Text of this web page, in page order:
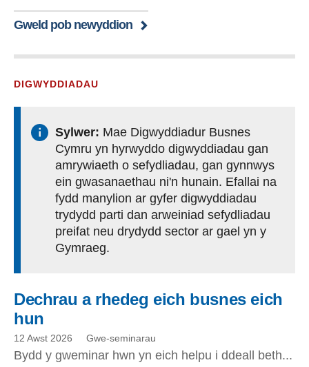
Gweld pob newyddion
DIGWYDDIADAU
Sylwer: Mae Digwyddiadur Busnes
Cymru yn hyrwyddo digwyddiadau gan
amrywiaeth o sefydliadau, gan gynnwys
ein gwasanaethau ni'n hunain. Efallai na
fydd manylion ar gyfer digwyddiadau
trydydd parti dan arweiniad sefydliadau
preifat neu drydydd sector ar gael yn y
Gymraeg.
Dechrau a rhedeg eich busnes eich
hun
12 Awst 2026 Gwe-seminarau
Bydd y gweminar hwn yn eich helpu i ddeall beth...